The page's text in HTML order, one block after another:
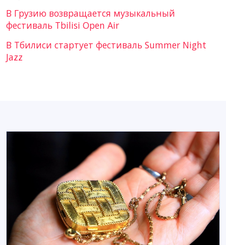
В Грузию возвращается музыкальный
фестиваль Tbilisi Open Air
В Тбилиси стартует фестиваль Summer Night
Jazz